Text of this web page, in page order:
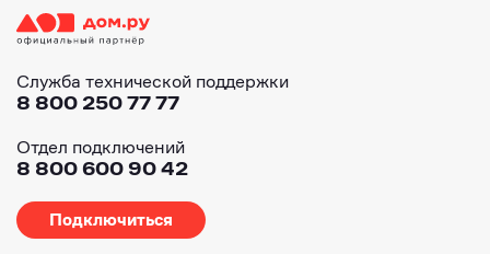
Служба технической поддержки
8 800 250 77 77
Отдел подключений
8 800 600 90 42
Подключиться